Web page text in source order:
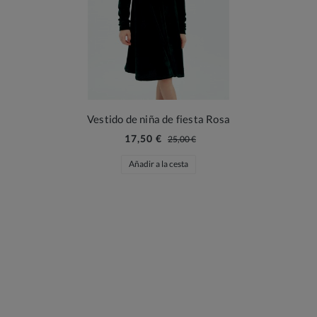
Vestido de niña de fiesta Rosa
17,50 € 25,00 €
Añadir a la cesta